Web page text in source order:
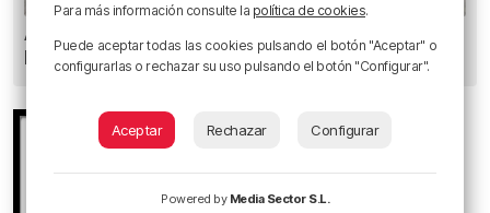
Amor y humor en Aste Nagusia: «¿Quién se
besa como en las películas?»
Para más información consulte la política de cookies.
Puede aceptar todas las cookies pulsando el botón "Aceptar" o
configurarlas o rechazar su uso pulsando el botón "Configurar".
Aceptar Rechazar Configurar
Powered by Media Sector S.L.